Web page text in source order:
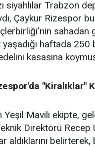
siyahlılar Trabzon
Çaykur Rizespor
sahadan
haftada
kasasına
"Kiralıklar"
Yeşil Mavili ekipte,
Direktörü
aldıklarını